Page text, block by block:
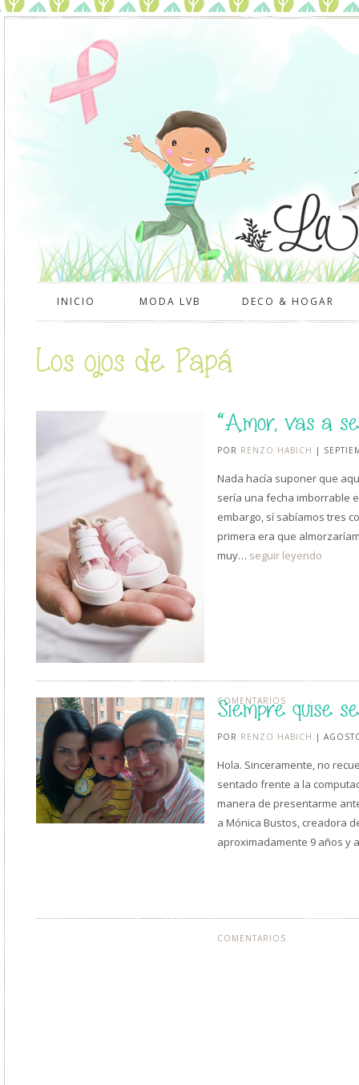
INICIO MODA LVB DECO & HOGAR
Los ojos de Papá
“Amor, vas a
POR RENZO HABICH |
Nada hacía suponer que
sería una fecha imborrable
embargo, sí sabíamos tres
primera era que
muy… seguir leyendo
COMENTARIOS
Siempre quise
POR RENZO HABICH |
Hola. Sinceramente, no
sentado frente a la
manera de presentarme
a Mónica Bustos, creadora
aproximadamente 9 años y
COMENTARIOS